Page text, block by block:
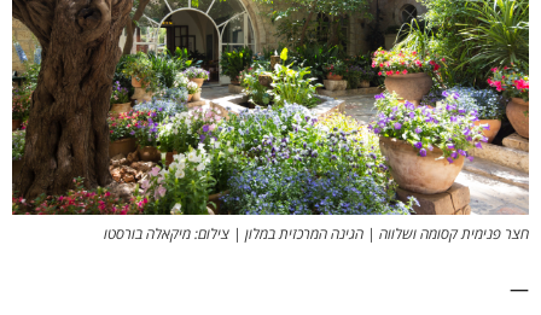
חצר פנימית קסומה ושלווה | הגינה המרכזית במלון | צילום: מיקאלה בורסטו
—